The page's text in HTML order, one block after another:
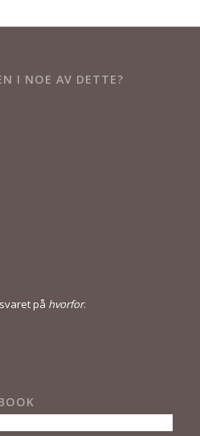
I NOE AV DETTE?
på hvorfor.